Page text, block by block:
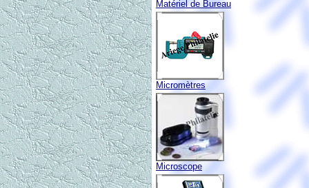
Matériel de Bureau
Micromètres
Microscope